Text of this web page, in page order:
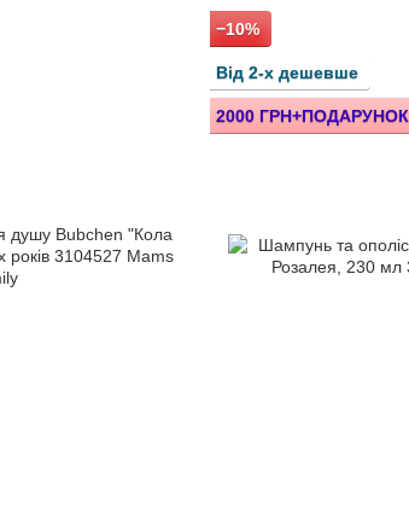
−10%
Від 2-х дешевше
2000 ГРН+ПОДАРУНОК